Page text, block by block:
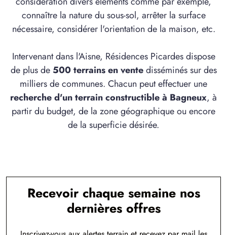
connaître la nature du sous-sol, arrêter la surface
nécessaire, considérer l'orientation de la maison, etc.
Intervenant dans l'Aisne, Résidences Picardes dispose
de plus de 500 terrains en ventedisséminés sur des
milliers de communes. Chacun peut effectuer une
recherche d'un terrain constructible à Bagneux, à
partir du budget, de la zone géographique ou encore
de la superficie désirée.
Recevoir chaque semaine nos
dernières offres